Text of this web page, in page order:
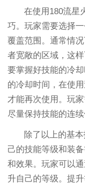
在使用180流星
巧。玩家需要选择
覆盖范围。通常情
者宽敞的区域，这
要掌握好技能的冷
的冷却时间，在使
才能再次使用。玩
尽量保持技能的连续
除了以上的基
己的技能等级和装
和效果。玩家可以
升自己的等级。提